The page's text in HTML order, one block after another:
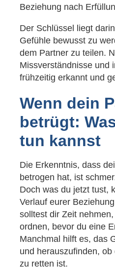
Beziehung nach
Der Schlüssel liegt
Gefühle bewusst zu
dem Partner zu teilen.
Missverständnisse und
frühzeitig erkannt und
Wenn dein
betrügt:
tun kannst
Die Erkenntnis, dass
betrogen hat, ist
Doch was du jetzt tust,
Verlauf eurer
solltest dir Zeit
ordnen, bevor du eine
Manchmal hilft es, das
und herauszufinden,
zu retten ist.